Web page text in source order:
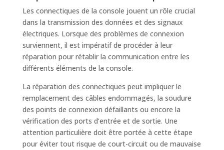
Les connectiques de la console jouent un rôle crucial
dans la transmission des données et des signaux
électriques. Lorsque des problèmes de connexion
surviennent, il est impératif de procéder à leur
réparation pour rétablir la communication entre les
différents éléments de la console.
La réparation des connectiques peut impliquer le
remplacement des câbles endommagés, la soudure
des points de connexion défaillants ou encore la
vérification des ports d’entrée et de sortie. Une
attention particulière doit être portée à cette étape
pour éviter tout risque de court-circuit ou de mauvaise